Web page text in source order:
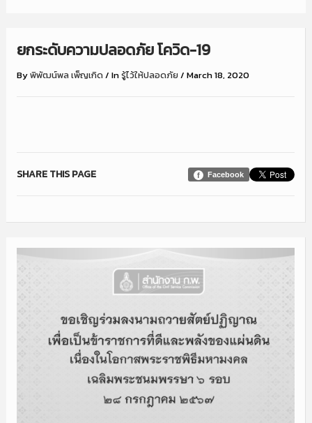
ยกระดับความปลอดภัย โควิด-19
Byพิพัฒน์พล เพ็ญเกิด / Inรู้ไว้ให้ปลอดภัย / March 18, 2020
Facebook
SHARE THIS PAGE